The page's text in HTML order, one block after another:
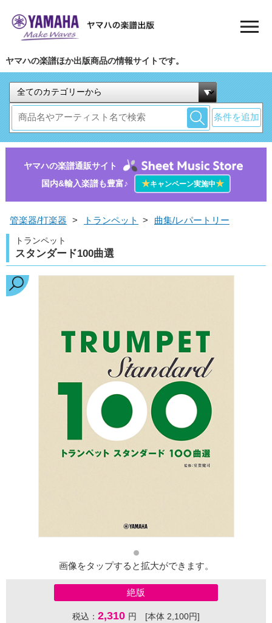
ヤマハの楽譜ほか出版商品の情報サイトです。
条件を追加
ヤマハの楽譜通販サイト
国内&輸入楽譜も豊富♪
★キャンペーン実施中★
管楽器/打楽器 > トランペット > 曲集/レパートリー
トランペット
スタンダード100曲選
画像をタップすると拡大ができます。
絶版
税込： 2,310 円 [本体 2,100円]